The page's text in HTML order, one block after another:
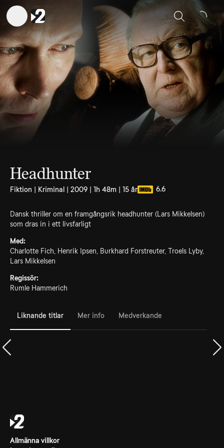
Sök
Headhunter
Fiktion | Kriminal | 2009 | 1h 48m | 15 år 6.6
Dansk thriller om en framgångsrik headhunter (Lars Mikkelsen)
som dras in i ett livsfarligt
Med:
Charlotte Fich, Henrik Ipsen, Burkhard Forstreuter, Troels Lyby,
Lars Mikkelsen
Regissör:
Rumle Hammerich
Liknande titlar Mer info Medverkande
Allmänna villkor